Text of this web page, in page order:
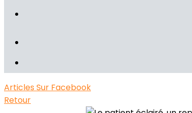
Articles Sur Facebook
Retour